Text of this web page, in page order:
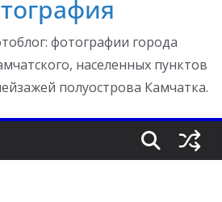
фотографии города
населенных пунктов
полуострова Камчатка.